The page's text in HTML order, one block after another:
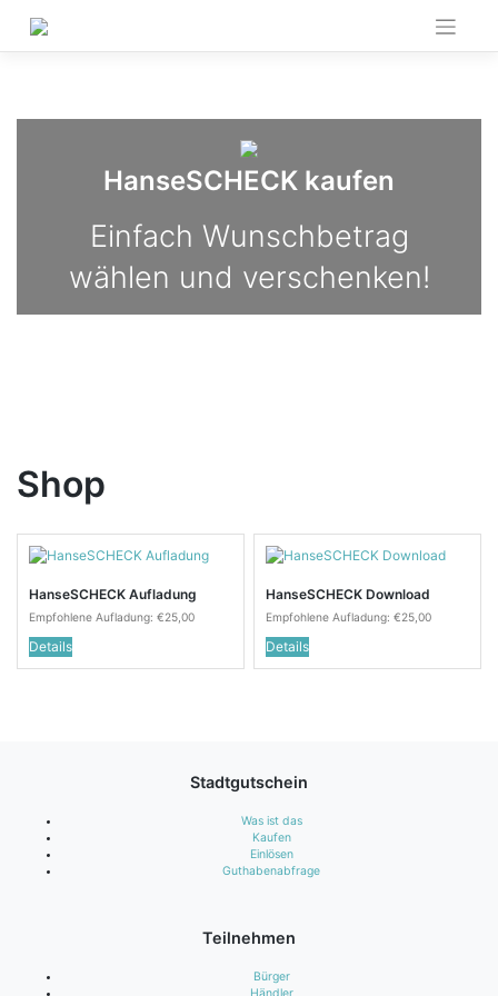
content
HanseSCHECK kaufen
Einfach Wunschbetrag
wählen und verschenken!
Shop
HanseSCHECK Aufladung
Empfohlene Aufladung: €25,00
Details
HanseSCHECK Download
Empfohlene Aufladung: €25,00
Details
Stadtgutschein
Was ist das
Kaufen
Einlösen
Guthabenabfrage
Teilnehmen
Bürger